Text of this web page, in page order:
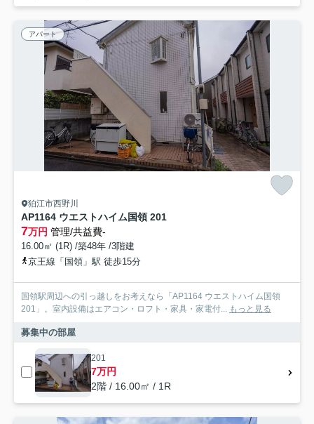
アパート
狛江市西野川
AP1164 ウエストハイム国領 201
7万円 管理/共益費-
16.00㎡ (1R) /築48年 /3階建
京王線「国領」駅 徒歩15分
国領駅周辺への引っ越しをお考えなら「AP1164 ウエストハイム国領
201」。室内設備はエアコン・ロフト・家具・家電付... もっと見る
募集中の部屋
201
7万円
2階 / 16.00㎡ / 1R